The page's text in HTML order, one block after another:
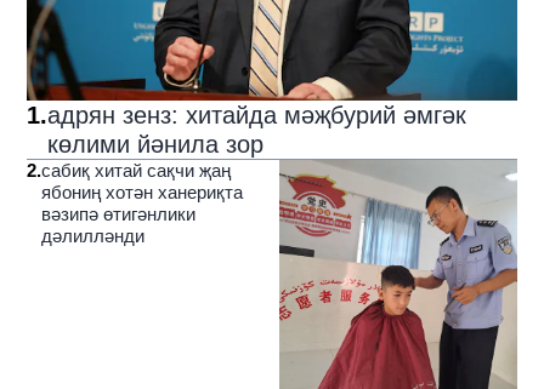
1.адрян зенз: хитайда мәҗбурий әмгәк
көлими йәнила зор
2.сабиқ хитай сақчи җаң
ябониң хотән ханериқта
вәзипә өтигәнлики
дәлилләнди